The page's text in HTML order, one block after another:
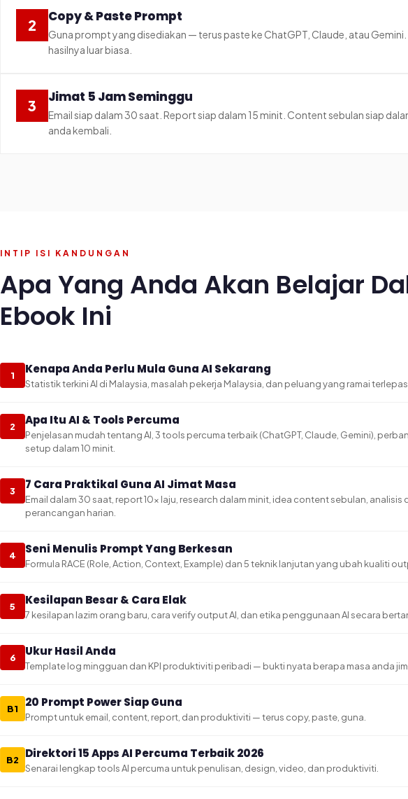
2 Copy & Paste Prompt
Guna prompt yang disediakan — terus paste ke ChatGPT, Claude, atau Gemini.
hasilnya luar biasa.
3 Jimat 5 Jam Seminggu
Email siap dalam 30 saat. Report siap dalam 15 minit. Content sebulan siap
anda kembali.
INTIP ISI KANDUNGAN
Apa Yang Anda Akan Belajar
Ebook Ini
1 Kenapa Anda Perlu Mula Guna AI Sekarang
Statistik terkini AI di Malaysia, masalah pekerja Malaysia, dan peluang yang ramai terlepas.
2 Apa Itu AI & Tools Percuma
Penjelasan mudah tentang AI, 3 tools percuma terbaik (ChatGPT, Claude, Gemini),
setup dalam 10 minit.
3 7 Cara Praktikal Guna AI Jimat Masa
Email dalam 30 saat, report 10x laju, research dalam minit, idea content sebulan, analisis
perancangan harian.
4 Seni Menulis Prompt Yang Berkesan
Formula RACE (Role, Action, Context, Example) dan 5 teknik lanjutan yang ubah kualiti
5 Kesilapan Besar & Cara Elak
7 kesilapan lazim orang baru, cara verify output AI, dan etika penggunaan AI secara
6 Ukur Hasil Anda
Template log mingguan dan KPI produktiviti peribadi — bukti nyata berapa masa anda
B1 20 Prompt Power Siap Guna
Prompt untuk email, content, report, dan produktiviti — terus copy, paste, guna.
B2 Direktori 15 Apps AI Percuma Terbaik 2026
Senarai lengkap tools AI percuma untuk penulisan, design, video, dan produktiviti.